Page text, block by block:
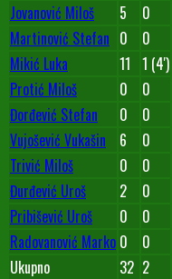
Jovanović Miloš
5 0
Martinović Stefan 0 0
Mikić Luka
11 1 (4')
Protić Miloš
0 0
Đorđević Stefan
0 0
Vujošević Vukašin
6 0
Trivić Miloš
0 0
Đurđević Uroš
2 0
Pribišević Uroš
0 0
Radovanović Marko 0 0
Ukupno
32 2